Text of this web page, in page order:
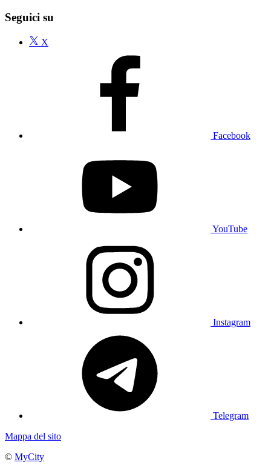
Seguici su
X
Facebook
YouTube
Instagram
Telegram
Mappa del sito
© MyCity